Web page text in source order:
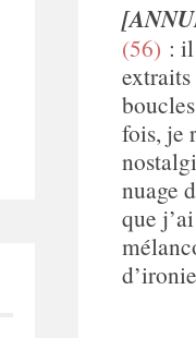
(56) :
fois, je
nuage
que